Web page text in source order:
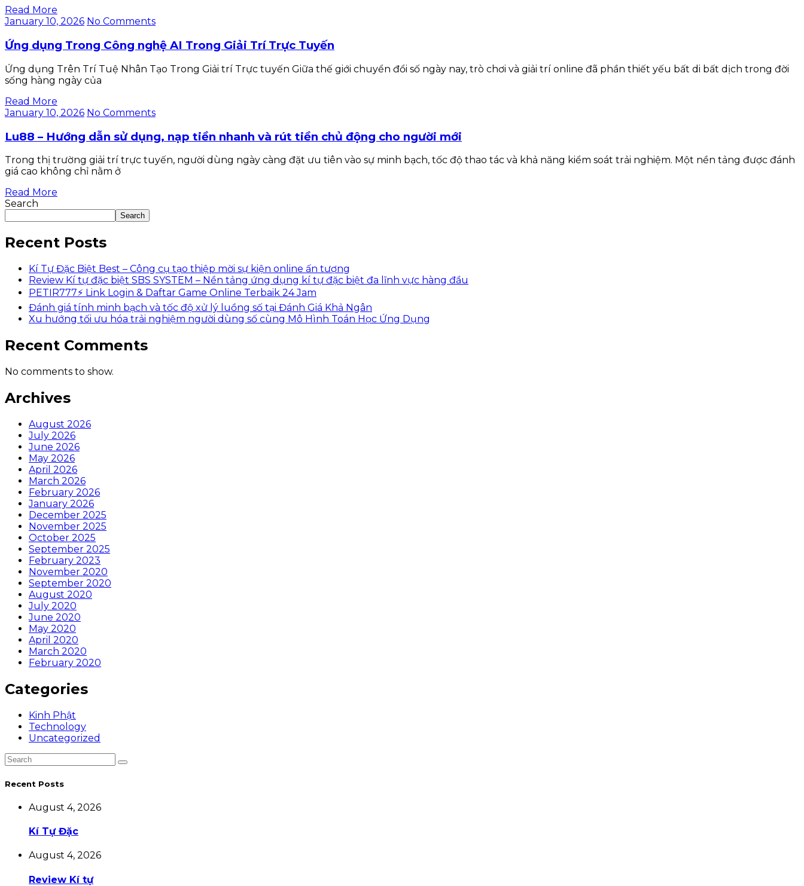
Read More
January 10, 2026 No Comments
Ứng dụng Trong Công nghệ AI Trong Giải Trí Trực Tuyến
Ứng dụng Trên Trí Tuệ Nhân Tạo Trong Giải trí Trực tuyến Giữa thế giới chuyển đổi số ngày nay, trò chơi và giải trí online đã phần thiết yếu bất di bất dịch trong đời
sống hàng ngày của
Read More
January 10, 2026 No Comments
Lu88 – Hướng dẫn sử dụng, nạp tiền nhanh và rút tiền chủ động cho người mới
Trong thị trường giải trí trực tuyến, người dùng ngày càng đặt ưu tiên vào sự minh bạch, tốc độ thao tác và khả năng kiểm soát trải nghiệm. Một nền tảng được đánh
giá cao không chỉ nằm ở
Read More
Search
Search
Recent Posts
Kí Tự Đặc Biệt Best – Công cụ tạo thiệp mời sự kiện online ấn tượng
Review Kí tự đặc biệt SBS SYSTEM – Nền tảng ứng dụng kí tự đặc biệt đa lĩnh vực hàng đầu
PETIR777⚡ Link Login & Daftar Game Online Terbaik 24 Jam
Đánh giá tính minh bạch và tốc độ xử lý luồng số tại Đánh Giá Khả Ngân
Xu hướng tối ưu hóa trải nghiệm người dùng số cùng Mô Hình Toán Học Ứng Dụng
Recent Comments
No comments to show.
Archives
August 2026
July 2026
June 2026
May 2026
April 2026
March 2026
February 2026
January 2026
December 2025
November 2025
October 2025
September 2025
February 2023
November 2020
September 2020
August 2020
July 2020
June 2020
May 2020
April 2020
March 2020
February 2020
Categories
Kinh Phật
Technology
Uncategorized
Recent Posts
August 4, 2026
Kí Tự Đặc
August 4, 2026
Review Kí tự